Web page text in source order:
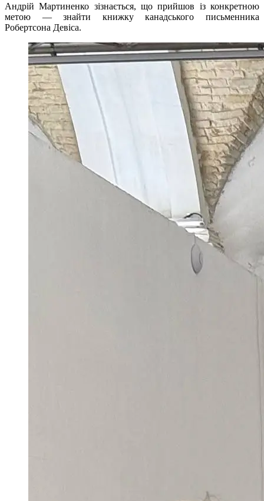
Андрій Мартиненко зізнається, що прийшов із конкретною
метою — знайти книжку канадського письменника
Робертсона Девіса.